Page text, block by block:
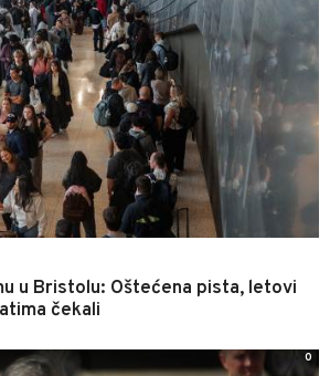
u Bristolu: Oštećena pista, letovi
čekali
0